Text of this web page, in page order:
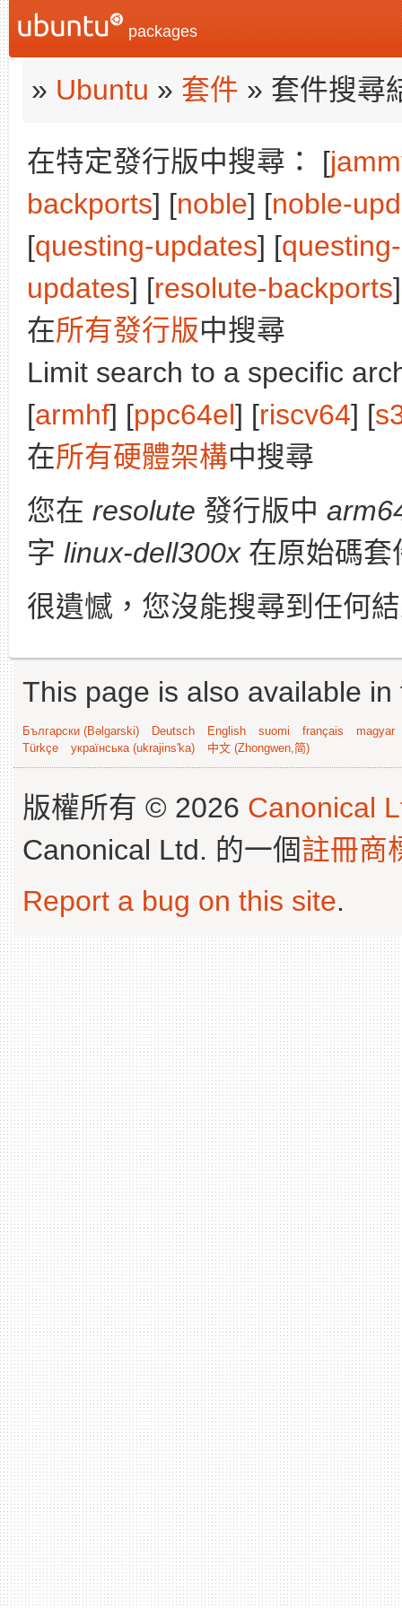
packages
» Ubuntu » 套件 » 套件搜尋
在特定發行版中搜尋： [
backports] [noble] [noble-
[questing-updates] [
updates] [resolute-backports
在所有發行版中搜尋
Limit search to a specific
[armhf] [ppc64el] [riscv64] [
在所有硬體架構中搜尋
您在 resolute 發行版中
字 linux-dell300x在原始碼套
很遺憾，您沒能搜尋到任何
This page is also available
Български (Bəlgarski) Deutsch English suomi français
magyar
Türkçe
українська (ukrajins'ka) 中文 (Zhongwen,简)
版權所有 © 2026 Canonical
Canonical Ltd. 的一個註冊商
Report a bug on this site.